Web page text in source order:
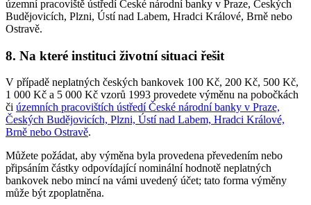
územní pracoviště ústředí České národní banky v Praze, Českých
Budějovicích, Plzni, Ústí nad Labem, Hradci Králové, Brně nebo
Ostravě.
8. Na které instituci životní situaci řešit
V případě neplatných českých bankovek 100 Kč, 200 Kč, 500 Kč,
1 000 Kč a 5 000 Kč vzorů 1993 provedete výměnu na pobočkách
či územních pracovištích ústředí České národní banky v Praze,
Českých Budějovicích, Plzni, Ústí nad Labem, Hradci Králové,
Brně nebo Ostravě.
Můžete požádat, aby výměna byla provedena převedením nebo
připsáním částky odpovídající nominální hodnotě neplatných
bankovek nebo mincí na vámi uvedený účet; tato forma výměny
může být zpoplatněna.